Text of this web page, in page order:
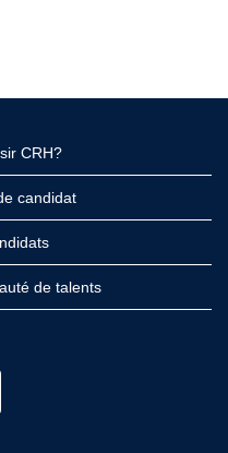
CRH?
candidat
de talents